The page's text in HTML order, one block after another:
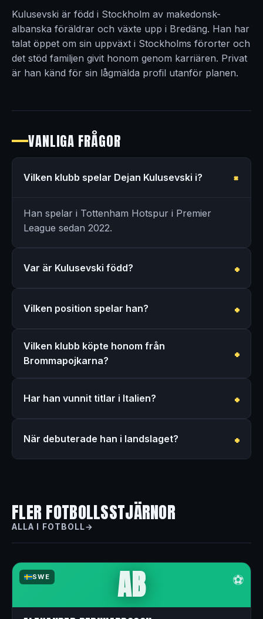
Kulusevski är född i Stockholm av makedonsk-
albanska föräldrar och växte upp i Bredäng. Han har
talat öppet om sin uppväxt i Stockholms förorter och
det stöd familjen givit honom genom karriären. Privat
är han känd för sin lågmälda profil utanför planen.
VANLIGA FRÅGOR
Vilken klubb spelar Dejan Kulusevski i?
Han spelar i Tottenham Hotspur i Premier
League sedan 2022.
Var är Kulusevski född?
Vilken position spelar han?
Vilken klubb köpte honom från
Brommapojkarna?
Har han vunnit titlar i Italien?
När debuterade han i landslaget?
FLER FOTBOLLSSTJÄRNOR
ALLA I FOTBOLL
SWE ⚽
AB